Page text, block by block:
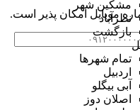
موبایل امکان پذیر است.
مشکین شهر
نظرآباد
بازگشت
تمام شهر‌ها
اردبیل
آبی بیگلو
اصلان دوز